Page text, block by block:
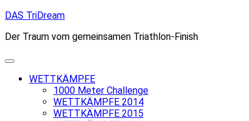
Skip
content
DAS TriDream
Der Traum vom gemeinsamen Triathlon-Finish
WETTKÄMPFE
1000 Meter Challenge
WETTKÄMPFE 2014
WETTKÄMPFE 2015